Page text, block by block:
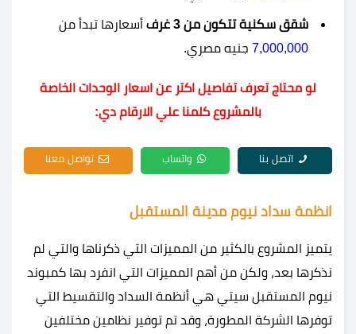
شقق سكنية تتكون من 3 غرف
أسعارها تبدأ من
7,000,000 جنيه مصري.
لو محتاج تعرف تفاصيل اكتر عن اسعار الوحدات الخاصة
بالمشروع كلمنا علي الارقام دي:
اتصل بنا واتساب تواصل معنا
انظمة سداد نيوم مدينة المستقبل
يتميز المشروع بالكثير من المميزات التي ذكرناها والتي لم
نذكرها بعد، ولكن من أهم المميزات التي انفرد بها كمبوند
نيوم المستقبل سيتي هي أنظمة السداد والتقسيط التي
توفرها الشركة المطورة، وقد تم توفير نظامين مختلفين